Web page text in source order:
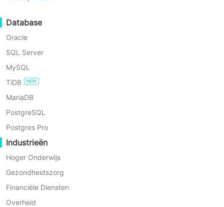
Database
Oracle
SQL Server
MySQL
TiDB
MariaDB
PostgreSQL
Postgres Pro
Industrieën
Hoger Onderwijs
Gezondheidszorg
Financiële Diensten
Overheid
implementatie, eenvoudig beheer en
Waarom kiezen voor Vinchin
voor continue
gegevensbescherming van